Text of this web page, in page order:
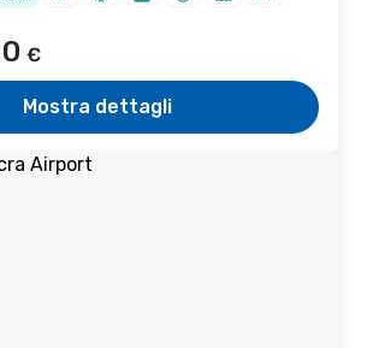
€
Mostra dettagli